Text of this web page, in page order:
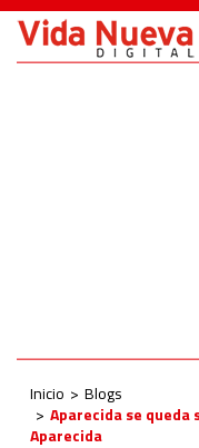
Inicio
Blogs
Aparecida se queda
Aparecida